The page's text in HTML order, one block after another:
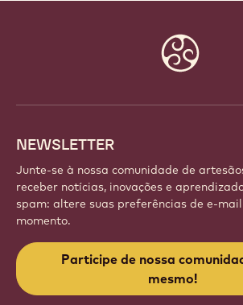
NEWSLETTER
Junte-se à nossa comunidade de
receber notícias, inovações e
spam: altere suas preferências de e-
momento.
Participe de nossa
mesmo!